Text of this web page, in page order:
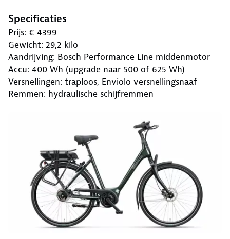
Specificaties
Prijs: € 4399
Gewicht: 29,2 kilo
Aandrijving: Bosch Performance Line middenmotor
Accu: 400 Wh (upgrade naar 500 of 625 Wh)
Versnellingen: traploos, Enviolo versnellingsnaaf
Remmen: hydraulische schijfremmen